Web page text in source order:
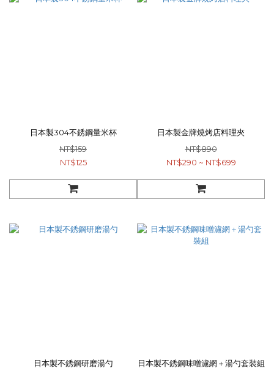
日本製304不銹鋼量米杯
NT$159
NT$125
日本製金牌燒烤店料理夾
NT$890
NT$290 ~ NT$699
日本製不銹鋼研磨湯勺
日本製不銹鋼味噌濾網＋湯勺套裝組